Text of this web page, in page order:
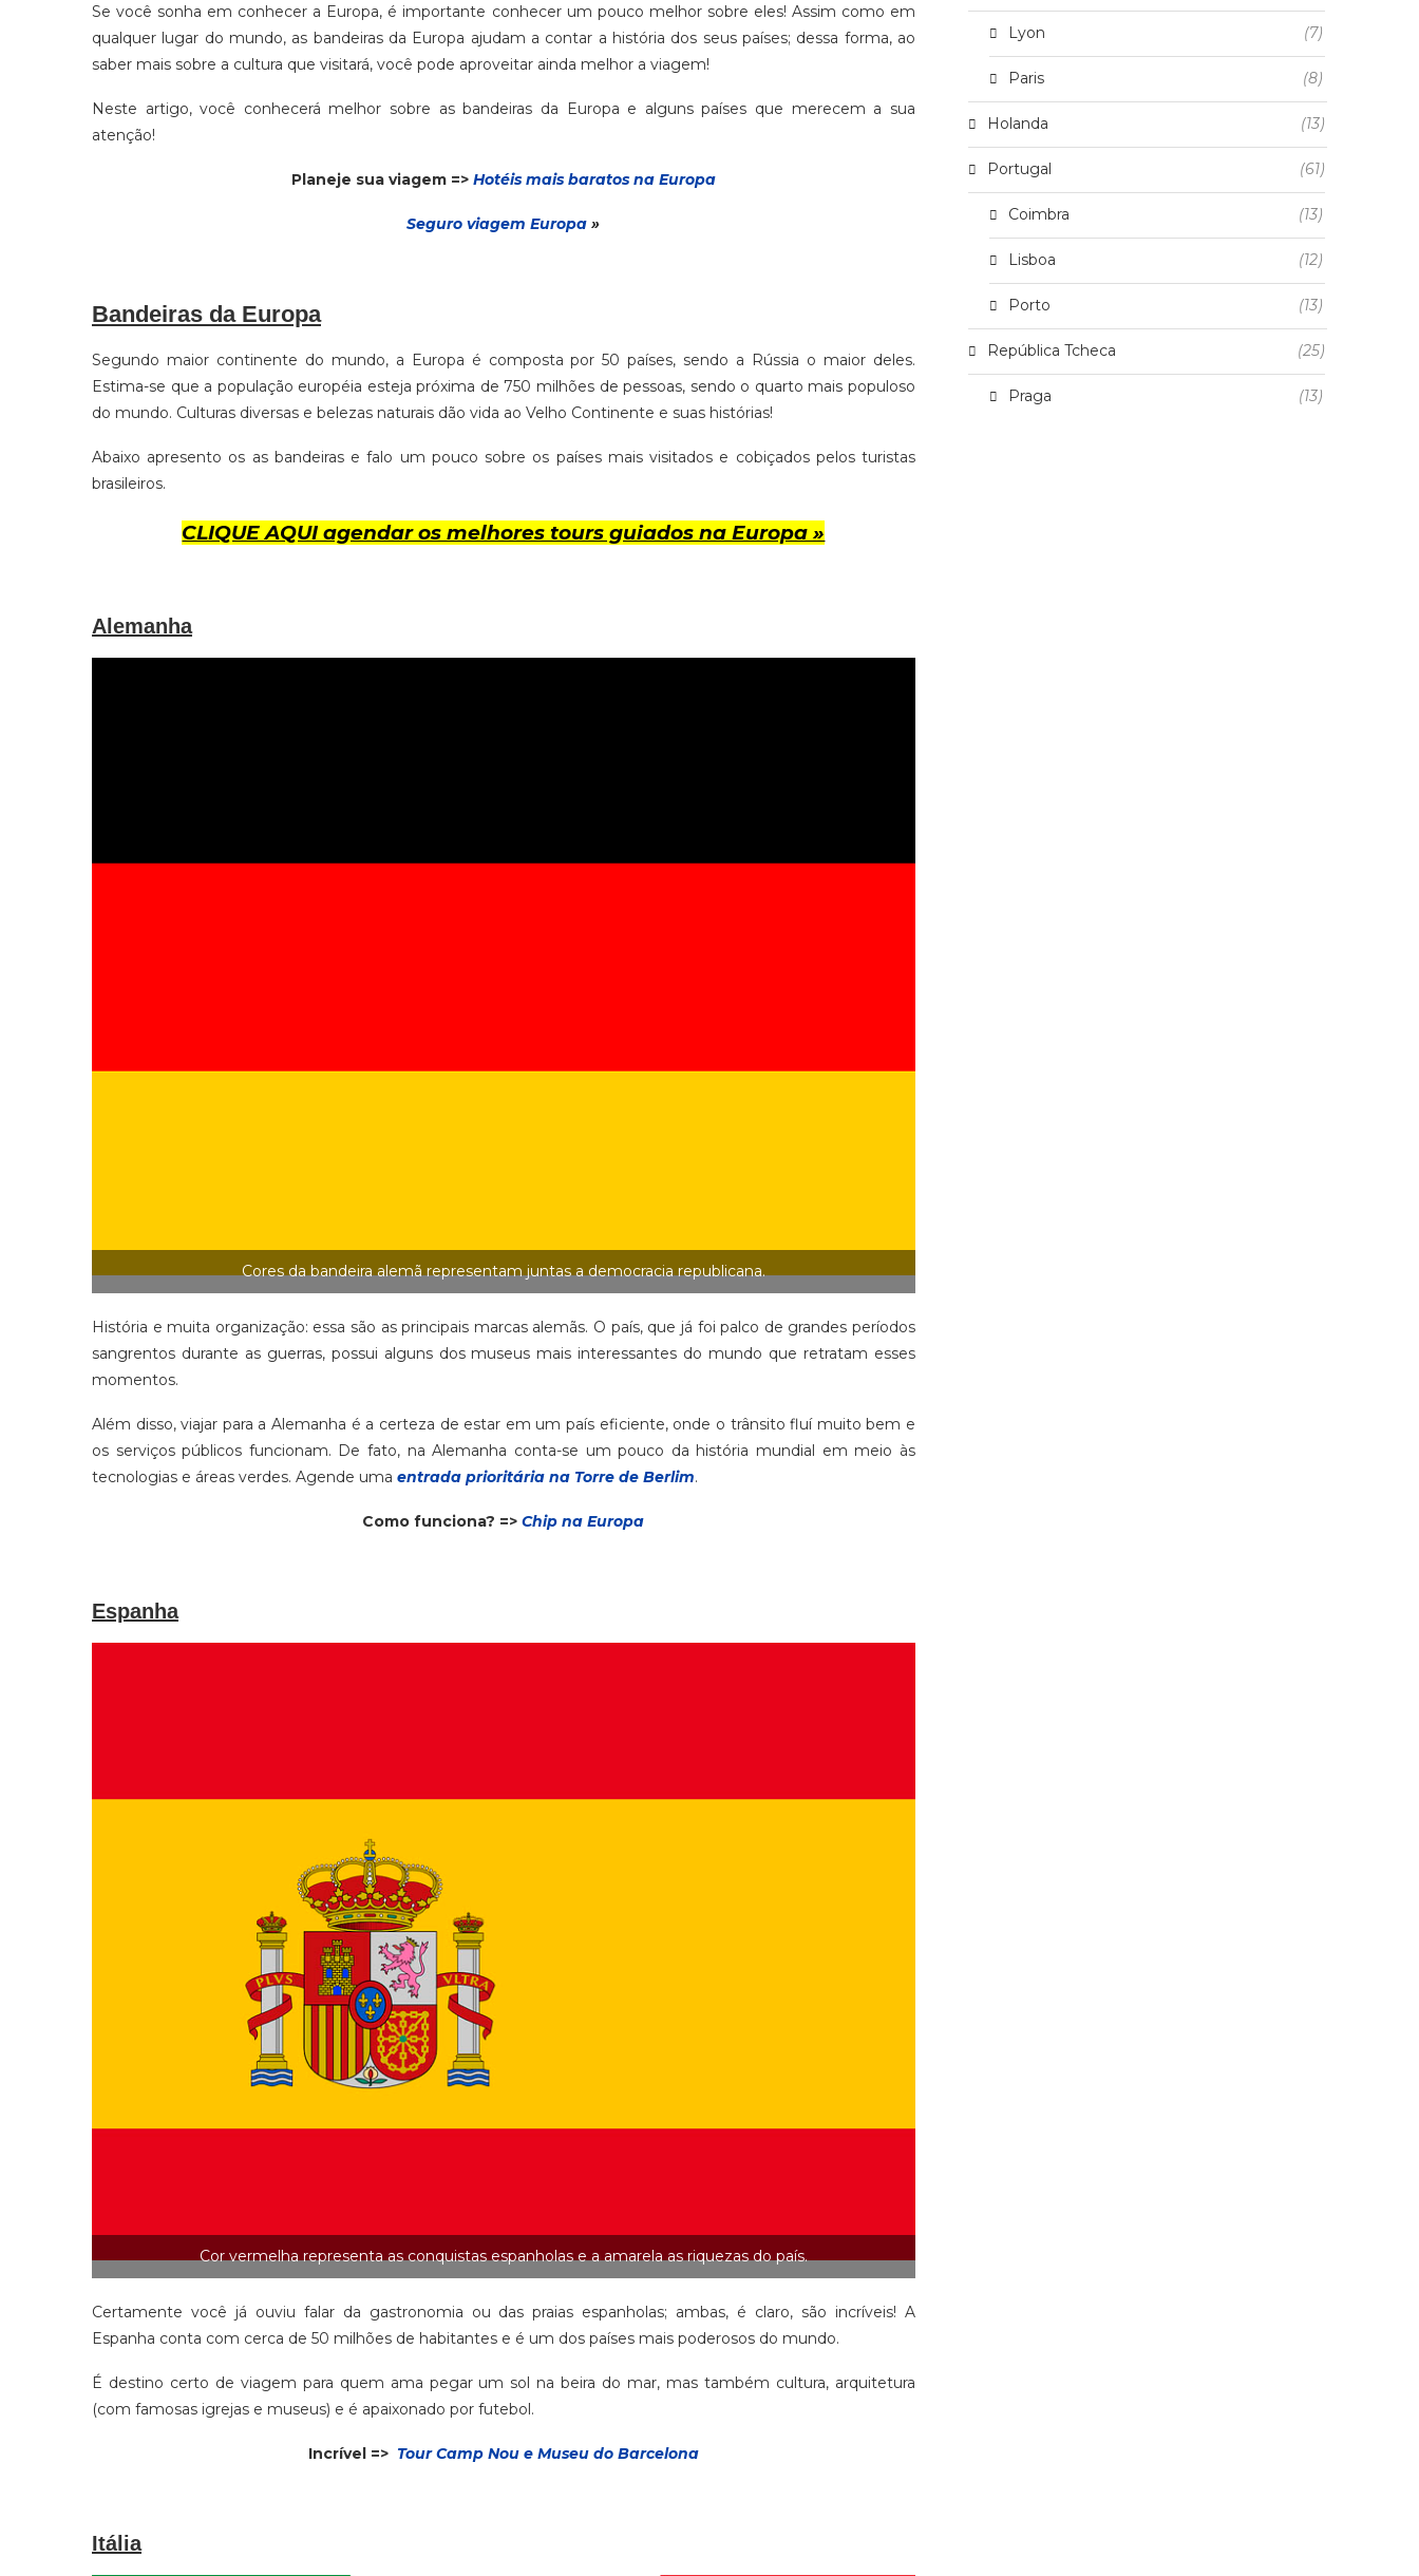
Se você sonha em conhecer a Europa, é importante conhecer um pouco melhor sobre eles! Assim como em
qualquer lugar do mundo, as bandeiras da Europa ajudam a contar a história dos seus países; dessa forma, ao
saber mais sobre a cultura que visitará, você pode aproveitar ainda melhor a viagem!
Neste artigo, você conhecerá melhor sobre as bandeiras da Europa e alguns países que merecem a sua
atenção!
Planeje sua viagem => Hotéis mais baratos na Europa
Seguro viagemEuropa »
Bandeiras da Europa
Segundo maior continente do mundo, a Europa é composta por 50 países, sendo a Rússia o maior deles.
Estima-se que a população européia esteja próxima de 750 milhões de pessoas, sendo o quarto mais populoso
do mundo. Culturas diversas e belezas naturais dão vida ao Velho Continente e suas histórias!
Abaixo apresento os as bandeiras e falo um pouco sobre os países mais visitados e cobiçados pelos turistas
brasileiros.
CLIQUE AQUI agendar os melhores tours guiados na Europa »
Alemanha
Cores da bandeira alemã representam juntas a democracia republicana.
História e muita organização: essa são as principais marcas alemãs. O país, que já foi palco de grandes períodos
sangrentos durante as guerras, possui alguns dos museus mais interessantes do mundo que retratam esses
momentos.
Além disso, viajar para a Alemanha é a certeza de estar em um país eficiente, onde o trânsito fluí muito bem e
os serviços públicos funcionam. De fato, na Alemanha conta-se um pouco da história mundial em meio às
tecnologias e áreas verdes. Agende uma entrada prioritária na Torre de Berlim.
Como funciona? =>Chip na Europa
Espanha
Cor vermelha representa as conquistas espanholas e a amarela as riquezas do país.
Certamente você já ouviu falar da gastronomia ou das praias espanholas; ambas, é claro, são incríveis! A
Espanha conta com cerca de 50 milhões de habitantes e é um dos países mais poderosos do mundo.
É destino certo de viagem para quem ama pegar um sol na beira do mar, mas também cultura, arquitetura
(com famosas igrejas e museus) e é apaixonado por futebol.
Incrível => Tour Camp Nou e Museu do Barcelona
Itália
Lyon (7)
Paris (8)
Holanda (13)
Portugal (61)
Coimbra (13)
Lisboa (12)
Porto (13)
República Tcheca (25)
Praga (13)